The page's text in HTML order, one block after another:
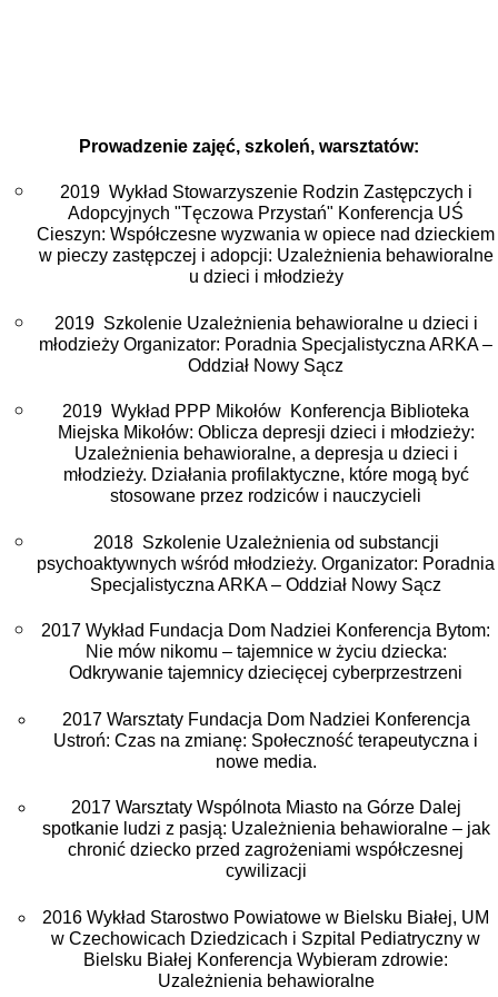
Prowadzenie zajęć, szkoleń, warsztatów:
2019 Wykład Stowarzyszenie Rodzin Zastępczych i
Adopcyjnych "Tęczowa Przystań" Konferencja UŚ
Cieszyn: Współczesne wyzwania w opiece nad dzieckiem
w pieczy zastępczej i adopcji: Uzależnienia behawioralne
u dzieci i młodzieży
2019 Szkolenie Uzależnienia behawioralne u dzieci i
młodzieży Organizator: Poradnia Specjalistyczna ARKA –
Oddział Nowy Sącz
2019 Wykład PPP Mikołów Konferencja Biblioteka
Miejska Mikołów: Oblicza depresji dzieci i młodzieży:
Uzależnienia behawioralne, a depresja u dzieci i
młodzieży. Działania profilaktyczne, które mogą być
stosowane przez rodziców i nauczycieli
2018 Szkolenie Uzależnienia od substancji
psychoaktywnych wśród młodzieży. Organizator: Poradnia
Specjalistyczna ARKA – Oddział Nowy Sącz
2017 Wykład Fundacja Dom Nadziei Konferencja Bytom:
Nie mów nikomu – tajemnice w życiu dziecka:
Odkrywanie tajemnicy dziecięcej cyberprzestrzeni
2017 Warsztaty Fundacja Dom Nadziei Konferencja
Ustroń: Czas na zmianę: Społeczność terapeutyczna i
nowe media.
2017 Warsztaty Wspólnota Miasto na Górze Dalej
spotkanie ludzi z pasją: Uzależnienia behawioralne – jak
chronić dziecko przed zagrożeniami współczesnej
cywilizacji
2016 Wykład Starostwo Powiatowe w Bielsku Białej, UM
w Czechowicach Dziedzicach i Szpital Pediatryczny w
Bielsku Białej Konferencja Wybieram zdrowie:
Uzależnienia behawioralne